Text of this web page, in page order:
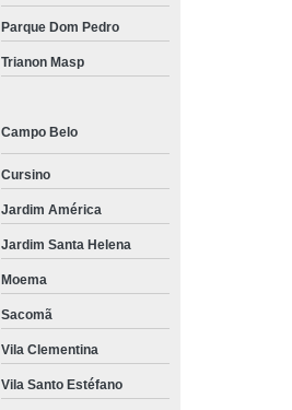
Parque Dom Pedro
Trianon Masp
Campo Belo
Cursino
Jardim América
Jardim Santa Helena
Moema
Sacomã
Vila Clementina
Vila Santo Estéfano